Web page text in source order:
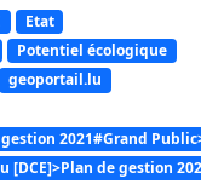
Etat
Potentiel écologique
geoportail.lu
2021#Grand
de gestion